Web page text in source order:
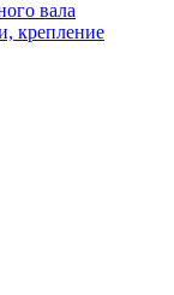
вала
крепление